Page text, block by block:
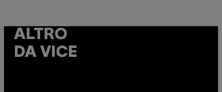
ALTRO
DA VICE